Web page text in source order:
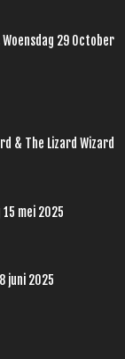
29 October
& The Lizard Wizard
mei 2025
juni 2025